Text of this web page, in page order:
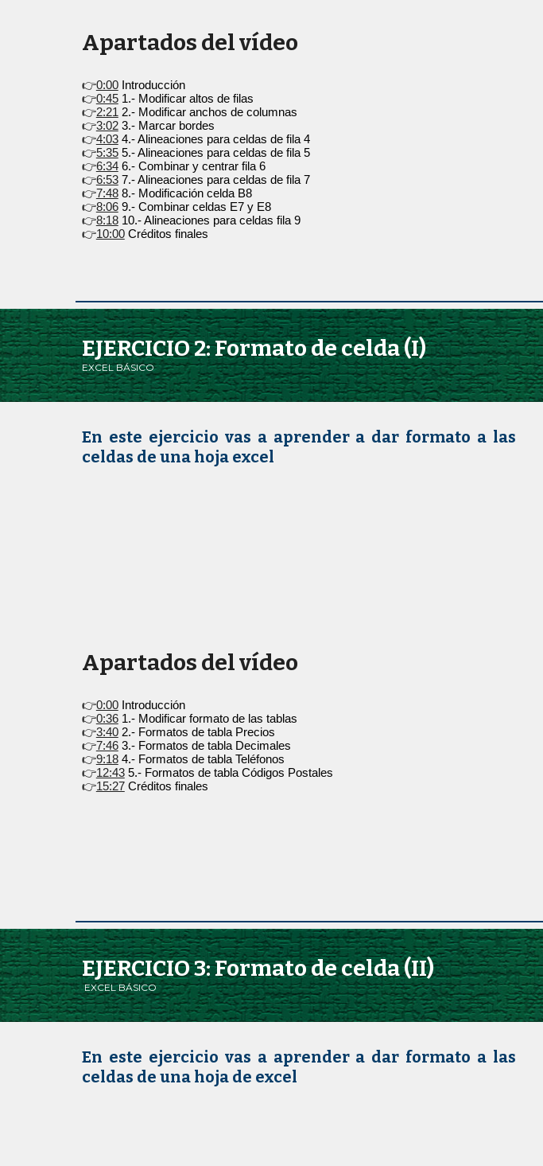
Apartados del vídeo
👉0:00Introducción
👉0:451.- Modificar altos de filas
👉2:21 2.- Modificar anchos de columnas
👉3:023.- Marcar bordes
👉4:034.- Alineaciones para celdas de fila 4
👉5:355.- Alineaciones para celdas de fila 5
👉6:346.- Combinar y centrar fila 6
👉6:537.- Alineaciones para celdas de fila 7
👉7:488.- Modificación celda B8
👉8:069.- Combinar celdas E7 y E8
👉8:1810.- Alineaciones para celdas fila 9
👉10:00Créditos finales
EJERCICIO 2: Formato de celda (I)
EXCEL BÁSICO
En este ejercicio vas a aprender a dar formato a las
celdas de una hoja excel
Apartados del vídeo
👉0:00Introducción
👉0:361.- Modificar formato de las tablas
👉3:402.- Formatos de tabla Precios
👉7:463.- Formatos de tabla Decimales
👉9:184.- Formatos de tabla Teléfonos
👉12:435.- Formatos de tabla Códigos Postales
👉15:27Créditos finales
EJERCICIO 3: Formato de celda (II)
EXCEL BÁSICO
En este ejercicio vas a aprender a dar formato a las
celdas de una hoja de excel